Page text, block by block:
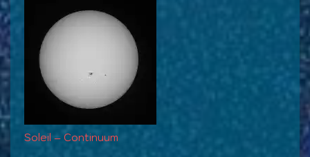
Soleil – Continuum